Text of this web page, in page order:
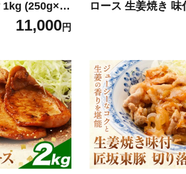
1kg (250g×4
太郎 おにく
内に出荷予定
地域あり】
11,000円
ロース 生姜焼き
パック) 株式会社
ブッチャーズ《30
肉 肉 おかず【配